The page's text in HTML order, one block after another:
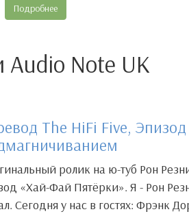
Подробнее
Audio Note UK
The HiFi Five,
ролик на ю-туб Рон
«Хай-Фай Пятёрки». Я - Рон
Сегодня у нас в гостях: Фрэнк